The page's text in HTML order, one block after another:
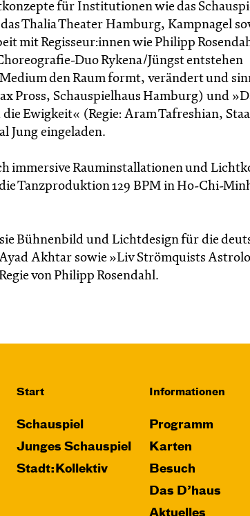
für Institutionen wie das
Thalia Theater Hamburg, Kampnagel
mit Regisseur:innen wie Philipp
Duo Rykena/Jüngst entstehen
den Raum formt, verändert und
Pross, Schauspielhaus Hamburg) und
Ewigkeit« (Regie: Aram Tafreshian,
Jung eingeladen.
immersive Rauminstallationen und
Tanzproduktion 129 BPM in Ho-Chi-
Bühnenbild und Lichtdesign für die
Akhtar sowie »Liv Strömquists
von Philipp Rosendahl.
Start
Schauspiel
Junges Schauspiel
Stadt:Kollektiv
Informationen
Programm
Karten
Besuch
Das D’haus
Aktuelles